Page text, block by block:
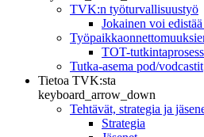
TVK:n työturvallisuustyö
Jokainen voi
TOT-
Tutka-asema pod/vodcastit
Tietoa TVK:sta
keyboard_arrow_down
Tehtävät, strategia ja
Strategia